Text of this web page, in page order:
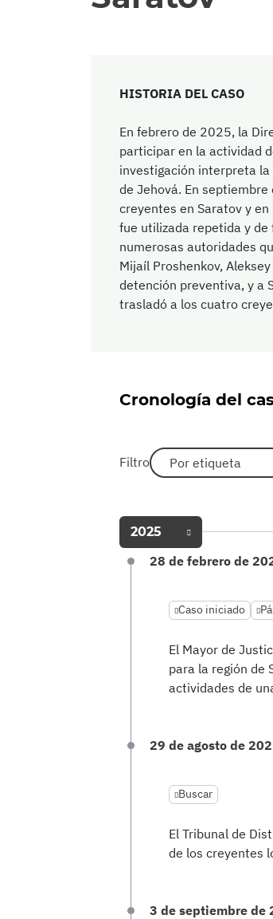
HISTORIA DEL CASO
En febrero de 2025, la
participar en la actividad
investigación interpreta
de Jehová. En
creyentes en Saratov y
fue utilizada repetida y de
numerosas autoridades
Mijaíl Proshenkov,
detención preventiva, y a
trasladó a los cuatro
Cronología del
Filtro Por etiqueta
2025
28 de febrero de
Caso iniciado
El Mayor de
para la región de
actividades de
29 de agosto de
Buscar
El Tribunal de
de los creyentes
3 de septiembre de